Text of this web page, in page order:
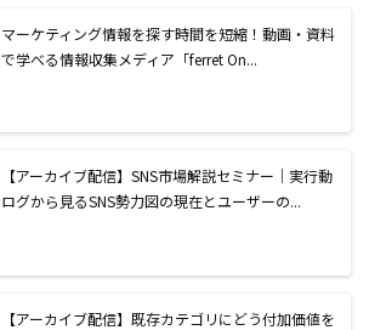
マーケティング情報を探す時間を短縮！動画・資料
で学べる情報収集メディア「ferret On...
【アーカイブ配信】SNS市場解説セミナー｜実行動
ログから見るSNS勢力図の現在とユーザーの...
【アーカイブ配信】既存カテゴリにどう付加価値を